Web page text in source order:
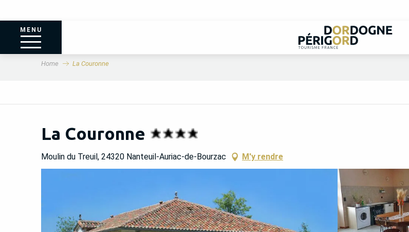
MENU
Home La Couronne
La Couronne
Moulin du Treuil, 24320 Nanteuil-Auriac-de-Bourzac M'y rendre